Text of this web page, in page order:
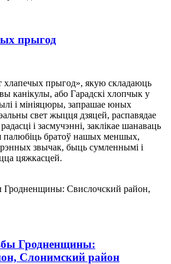
прыгод
хлапечых прыгод», якую складаюць
канікулы, або Гарадскі хлопчык у
і мініяцюры, запрашае юных
свет жыцця дзяцей, распавядае
і засмучэнні, заклікае шанаваць
палюбіць братоў нашых меншых,
звычак, быць сумленнымі і
цяжкасцей.
Гродненщины:
Слонимский район